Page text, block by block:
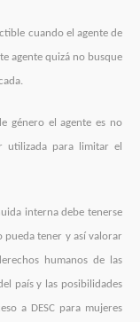
cuando el agente de
agente quizá no busque
género el agente es no
utilizada para limitar el
interna debe tenerse
pueda tener y así valorar
humanos de las
país y las posibilidades
a DESC para mujeres